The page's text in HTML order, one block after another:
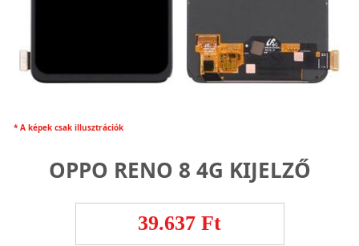
* A képek csak illusztrációk
OPPO RENO 8 4G KIJELZŐ
39.637 Ft